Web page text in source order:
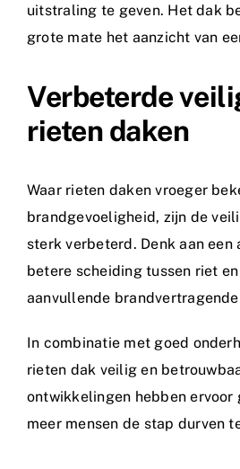
uitstraling te geven. Het dak
grote mate het aanzicht van
Verbeterde
rieten daken
Waar rieten daken vroeger
brandgevoeligheid, zijn de
sterk verbeterd. Denk aan een
betere scheiding tussen riet
aanvullende
In combinatie met goed
rieten dak veilig en
ontwikkelingen hebben ervoor
meer mensen de stap durven